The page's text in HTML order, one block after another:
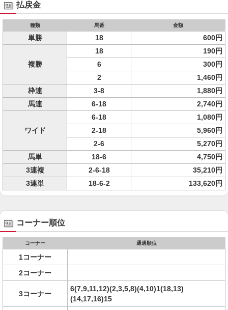
払戻金
種類 馬番 金額
単勝 18 600円
複勝
18
190円
6
300円
2
1,460円
枠連
3-8
1,880円
馬連
6-18 2,740円
ワイド
6-18
1,080円
2-18
5,960円
2-6
5,270円
馬単
18-6
4,750円
3連複
2-6-18
35,210円
3連単
18-6-2 133,620円
コーナー順位
コーナー 通過順位
1コーナー
2コーナー
3コーナー
6(7,9,11,12)(2,3,5,8)(4,10)1(18,13)
(14,17,16)15